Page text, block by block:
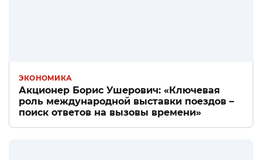
ЭКОНОМИКА
Акционер Борис Ушерович: «Ключевая
роль международной выставки поездов –
поиск ответов на вызовы времени»